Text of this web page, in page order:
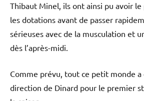
Thibaut Minel, ils ont ainsi pu avoir le
les dotations avant de passer
sérieuses avec de la musculation et
dès l’après-midi.
Comme prévu, tout ce petit monde a
direction de Dinard pour le premier